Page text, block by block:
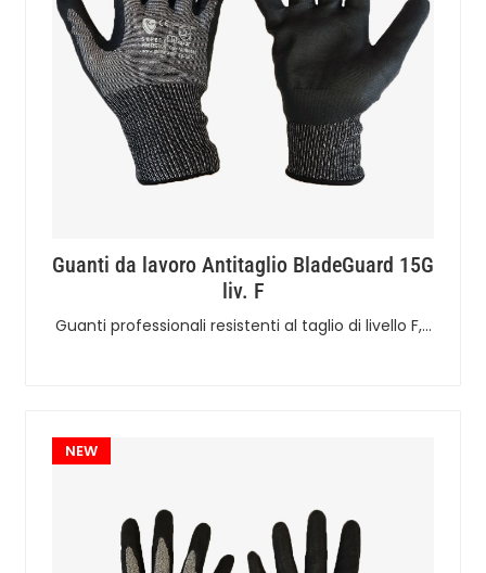
Guanti da lavoro Antitaglio BladeGuard 15G
liv. F
Guanti professionali resistenti al taglio di livello F,…
NEW